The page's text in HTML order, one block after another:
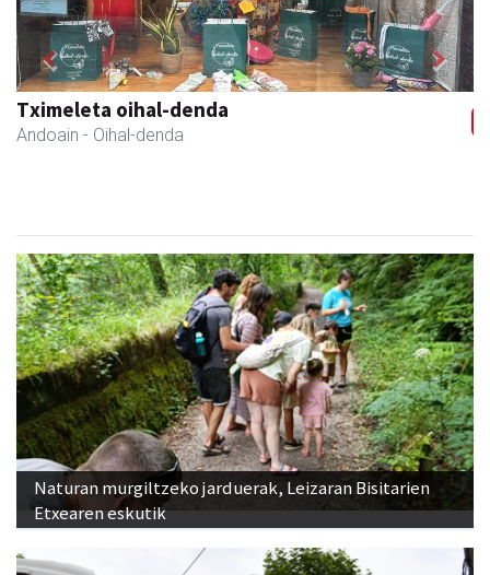
Tximeleta oihal-denda
Andoain - Oihal-denda
Previous Next
Naturan murgiltzeko jarduerak, Leizaran Bisitarien
Etxearen eskutik